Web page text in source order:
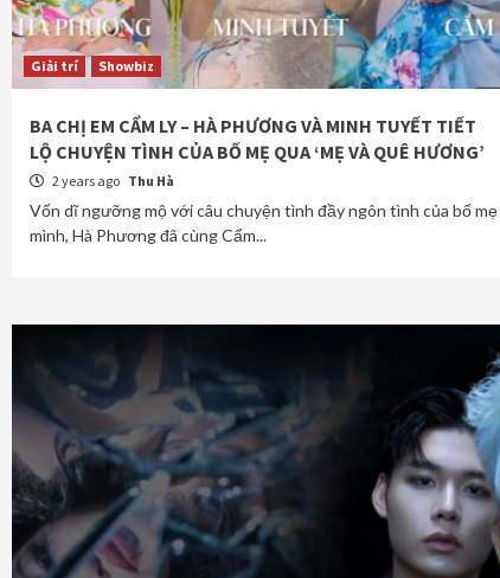
Giải trí Showbiz
BA CHỊ EM CẨM LY – HÀ PHƯƠNG VÀ MINH TUYẾT TIẾT
LỘ CHUYỆN TÌNH CỦA BỐ MẸ QUA ‘MẸ VÀ QUÊ HƯƠNG’
2 years ago Thu Hà
Vốn dĩ ngưỡng mộ với câu chuyện tình đầy ngôn tình của bố mẹ
mình, Hà Phương đã cùng Cẩm...